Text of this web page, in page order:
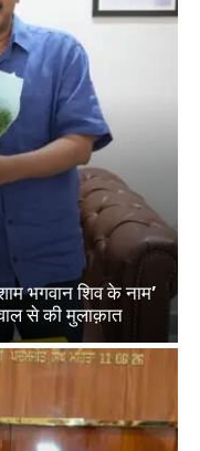
भगवान शिव के नाम’
से की मुलाक़ात